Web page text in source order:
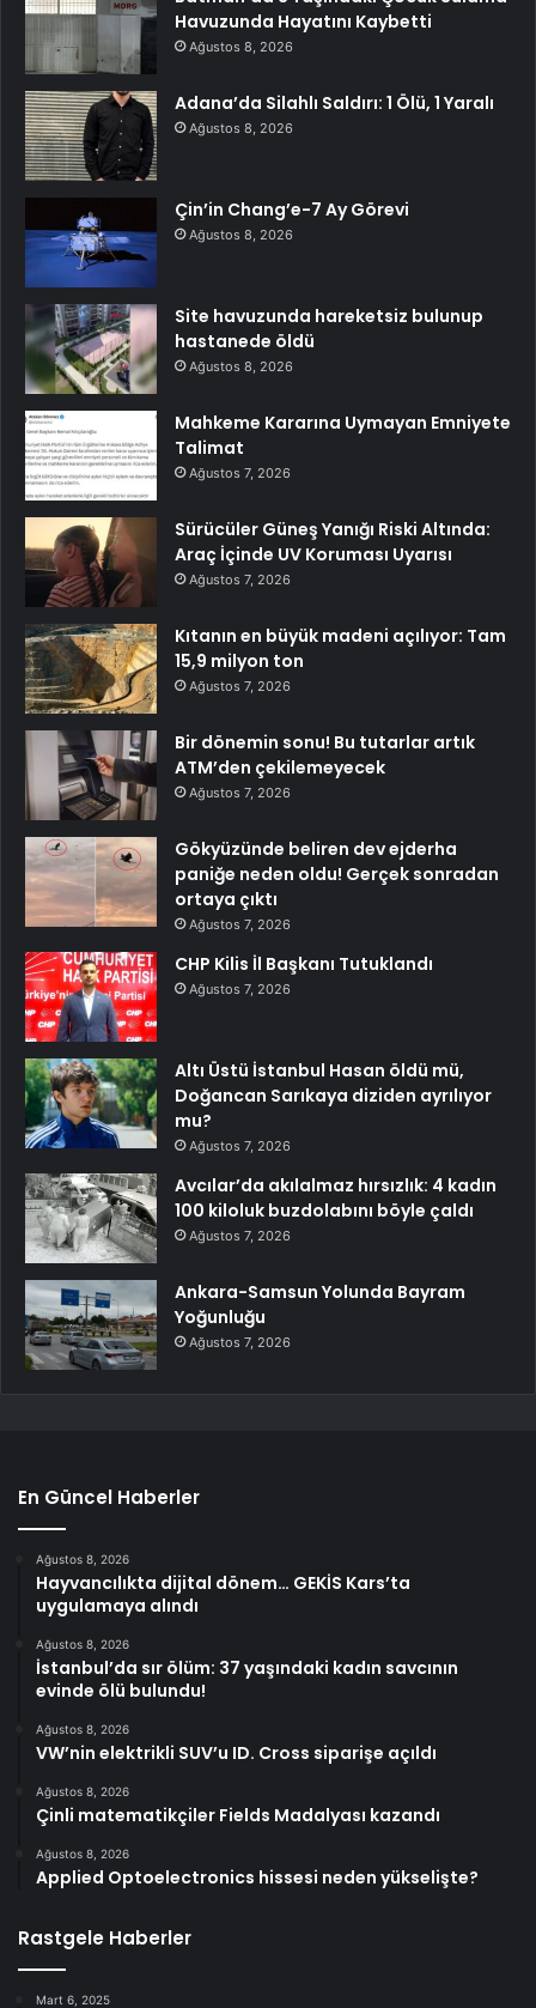
Havuzunda Hayatını Kaybetti
Ağustos 8, 2026
Adana’da Silahlı Saldırı: 1 Ölü, 1 Yaralı
Ağustos 8, 2026
Çin’in Chang’e-7 Ay Görevi
Ağustos 8, 2026
Site havuzunda hareketsiz bulunup
hastanede öldü
Ağustos 8, 2026
Mahkeme Kararına Uymayan Emniyete
Talimat
Ağustos 7, 2026
Sürücüler Güneş Yanığı Riski Altında:
Araç İçinde UV Koruması Uyarısı
Ağustos 7, 2026
Kıtanın en büyük madeni açılıyor: Tam
15,9 milyon ton
Ağustos 7, 2026
Bir dönemin sonu! Bu tutarlar artık
ATM’den çekilemeyecek
Ağustos 7, 2026
Gökyüzünde beliren dev ejderha
paniğe neden oldu! Gerçek sonradan
ortaya çıktı
Ağustos 7, 2026
CHP Kilis İl Başkanı Tutuklandı
Ağustos 7, 2026
Altı Üstü İstanbul Hasan öldü mü,
Doğancan Sarıkaya diziden ayrılıyor
mu?
Ağustos 7, 2026
Avcılar’da akılalmaz hırsızlık: 4 kadın
100 kiloluk buzdolabını böyle çaldı
Ağustos 7, 2026
Ankara-Samsun Yolunda Bayram
Yoğunluğu
Ağustos 7, 2026
En Güncel Haberler
Ağustos 8, 2026
Hayvancılıkta dijital dönem… GEKİS Kars’ta
uygulamaya alındı
Ağustos 8, 2026
İstanbul’da sır ölüm: 37 yaşındaki kadın savcının
evinde ölü bulundu!
Ağustos 8, 2026
VW’nin elektrikli SUV’u ID. Cross siparişe açıldı
Ağustos 8, 2026
Çinli matematikçiler Fields Madalyası kazandı
Ağustos 8, 2026
Applied Optoelectronics hissesi neden yükselişte?
Rastgele Haberler
Mart 6, 2025